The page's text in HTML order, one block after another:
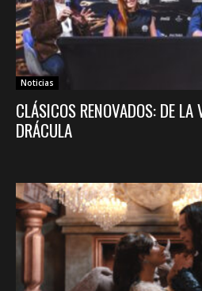
Noticias
CLÁSICOS RENOVADOS: DE
DRÁCULA